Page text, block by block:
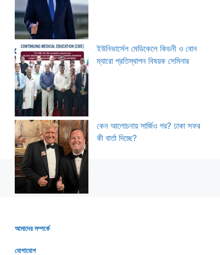
ইউনিভার্সেল মেডিকেলে কিডনী ও বোন
ম্যারো প্রতিস্থাপন বিষয়ক সেমিনার
কেন আলোচনায় সার্জিও গর? ঢাকা সফর
কী বার্তা দিচ্ছে?
আমাদের সম্পর্কে
যোগাযোগ